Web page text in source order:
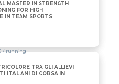
IN STRENGTH AND
MASTER IN STRENGTH
FOR HIGH
IN TEAM SPORTS
TRA GLI ALLIEVI AI
/ running
TRA GLI ALLIEVI
ITALIANI DI CORSA IN